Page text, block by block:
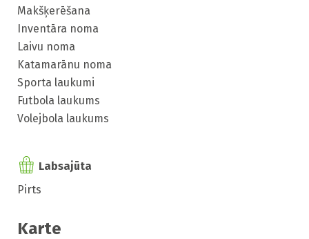
Makšķerēšana
Inventāra noma
Laivu noma
Katamarānu noma
Sporta laukumi
Futbola laukums
Volejbola laukums
Labsajūta
Pirts
Karte